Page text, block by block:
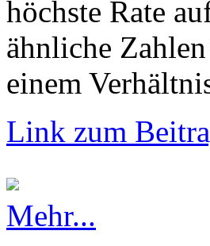
höchste Rate
ähnliche
einem
Link zum
Mehr...